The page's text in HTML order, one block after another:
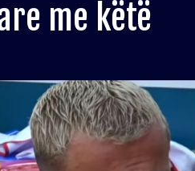
me këtë